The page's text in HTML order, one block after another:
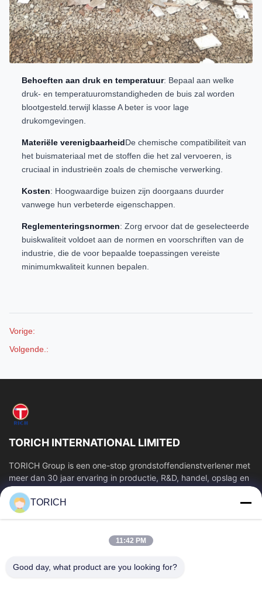
Behoeften aan druk en temperatuur: Bepaal aan welke
druk- en temperatuuromstandigheden de buis zal worden
blootgesteld.terwijl klasse A beter is voor lage
drukomgevingen.
Materiële verenigbaarheidDe chemische compatibiliteit van
het buismateriaal met de stoffen die het zal vervoeren, is
cruciaal in industrieën zoals de chemische verwerking.
Kosten: Hoogwaardige buizen zijn doorgaans duurder
vanwege hun verbeterde eigenschappen.
Reglementeringsnormen: Zorg ervoor dat de geselecteerde
buiskwaliteit voldoet aan de normen en voorschriften van de
industrie, die de voor bepaalde toepassingen vereiste
minimumkwaliteit kunnen bepalen.
Vorige:
Volgende.:
TORICH INTERNATIONAL LIMITED
TORICH Group is een one-stop grondstoffendienstverlener met
meer dan 30 jaar ervaring in productie, R&D, handel, opslag en
verwerking op maat....
Snelle Links
Over Ons
Fabrieksreis
Kwaliteitscontrole
TORICH
11:42 PM
Good day, what product are you looking for?